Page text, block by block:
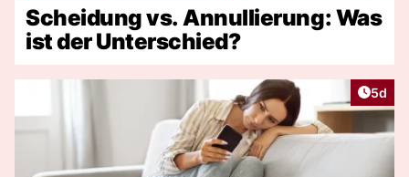
Scheidung vs. Annullierung: Was
ist der Unterschied?
5d